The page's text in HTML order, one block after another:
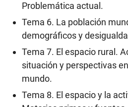
Problemática actual.
Tema 6. La población
demográficos y
Tema 7. El espacio rural.
situación y perspectivas
mundo.
Tema 8. El espacio y la